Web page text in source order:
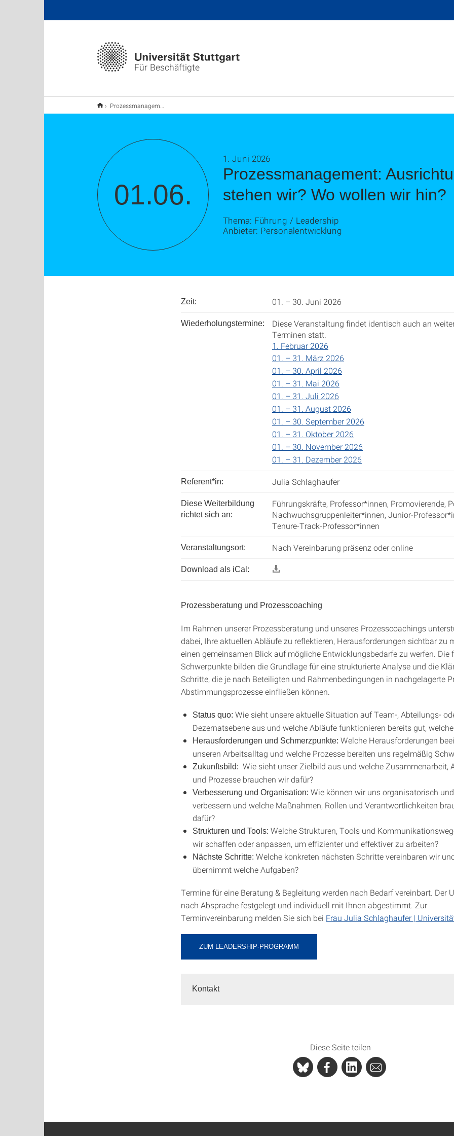
Für Beschäftigte
Prozessmanagement: Ausrichtung finden – Wo stehen wir? Wo wollen wir hin?
01.06.
Prozessmanagement:
stehen wir? Wo wollen wir hin?
1. Juni 2026
Thema: Führung / Leadership
Anbieter: Personalentwicklung
Zeit: 01. – 30. Juni 2026
Wiederholungstermine:
Diese Veranstaltung findet identisch auch an
Terminen statt.
1. Februar 2026
01. – 31. März 2026
01. – 30. April 2026
01. – 31. Mai 2026
01. – 31. Juli 2026
01. – 31. August 2026
01. – 30. September 2026
01. – 31. Oktober 2026
01. – 30. November 2026
01. – 31. Dezember 2026
Referent*in: Julia Schlaghaufer
Diese Weiterbildung
richtet sich an:
Führungskräfte, Professor*innen, Promovierende,
Nachwuchsgruppenleiter*innen, Junior-
Tenure-Track-Professor*innen
Veranstaltungsort: Nach Vereinbarung präsenz oder online
Download als iCal:
Prozessberatung und Prozesscoaching
Im Rahmen unserer Prozessberatung und unseres Prozesscoachings
dabei, Ihre aktuellen Abläufe zu reflektieren, Herausforderungen sichtbar zu
einen gemeinsamen Blick auf mögliche Entwicklungsbedarfe zu werfen. Die
Schwerpunkte bilden die Grundlage für eine strukturierte Analyse und die
Schritte, die je nach Beteiligten und Rahmenbedingungen in nachgelagerte
Abstimmungsprozesse einfließen können.
Status quo: Wie sieht unsere aktuelle Situation auf Team-, Abteilungs-
Dezernatsebene aus und welche Abläufe funktionieren bereits gut,
Herausforderungen und Schmerzpunkte: Welche Herausforderungen
unseren Arbeitsalltag und welche Prozesse bereiten uns regelmäßig
Zukunftsbild: Wie sieht unser Zielbild aus und welche Zusammenarbeit,
und Prozesse brauchen wir dafür?
Verbesserung und Organisation: Wie können wir uns organisatorisch
verbessern und welche Maßnahmen, Rollen und Verantwortlichkeiten
dafür?
Strukturen und Tools: Welche Strukturen, Tools und
wir schaffen oder anpassen, um effizienter und effektiver zu arbeiten?
Nächste Schritte: Welche konkreten nächsten Schritte vereinbaren wir
übernimmt welche Aufgaben?
Termine für eine Beratung & Begleitung werden nach Bedarf vereinbart. Der
nach Absprache festgelegt und individuell mit Ihnen abgestimmt. Zur
Terminvereinbarung melden Sie sich bei Frau Julia Schlaghaufer |
ZUM LEADERSHIP-PROGRAMM
Kontakt
Diese Seite teilen